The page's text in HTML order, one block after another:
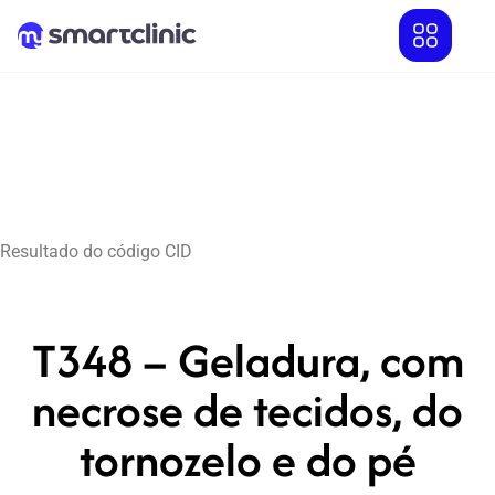
Resultado do código CID
T348 – Geladura, com
necrose de tecidos, do
tornozelo e do pé